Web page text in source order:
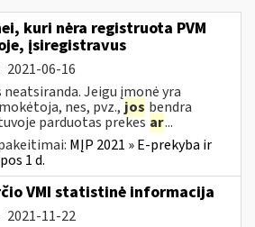
kuri nėra registruota PVM
įsiregistravus
2021-06-16
Jeigu įmonė yra
nes, pvz., jos bendra
parduotas prekes ar...
MĮP 2021 » E-prekyba ir
1 d.
VMI statistinė informacija
2021-11-22